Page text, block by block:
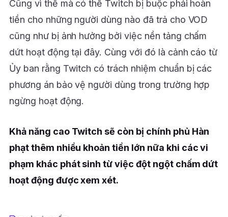
Cũng vì thế mà có thể Twitch bị buộc phải hoàn
tiền cho những người dùng nào đã trả cho VOD
cũng như bị ảnh hưởng bởi việc nền tảng chấm
dứt hoạt động tại đây. Cùng với đó là cảnh cáo từ
Ủy ban rằng Twitch có trách nhiệm chuẩn bị các
phương án bảo vệ người dùng trong trường hợp
ngừng hoạt động.
Khả năng cao Twitch sẽ còn bị chính phủ Hàn
phạt thêm nhiều khoản tiền lớn nữa khi các vi
phạm khác phát sinh từ việc đột ngột chấm dứt
hoạt động được xem xét.